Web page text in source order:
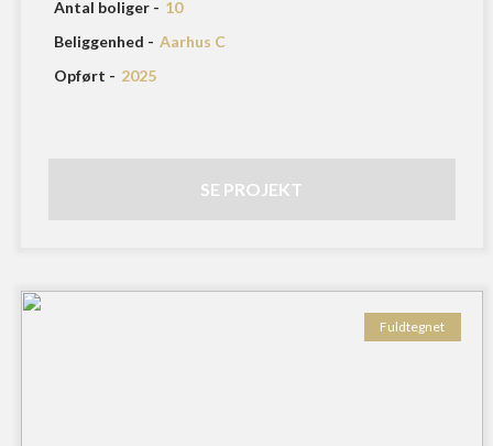
Antal boliger - 10
Beliggenhed - Aarhus C
Opført - 2025
SE PROJEKT
Fuldtegnet